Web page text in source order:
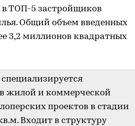
в ТОП-5 застройщиков
Общий объем введенных
3,2 миллионов квадратных
жилой и коммерческой
проектов в стадии
Входит в структуру